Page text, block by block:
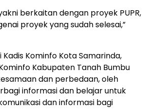
berkaitan dengan proyek PUPR,
proyek yang sudah selesai,”
Kominfo Kota Samarinda,
Kabupaten Tanah Bumbu
dan perbedaan, oleh
informasi dan belajar untuk
dan informasi bagi